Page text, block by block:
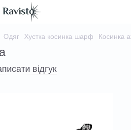
Одяг Хустка косинка шарф Косинка
відгук